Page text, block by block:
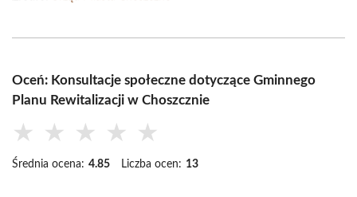
Oceń: Konsultacje społeczne dotyczące Gminnego
Planu Rewitalizacji w Choszcznie
★ ★ ★ ★ ★
Średnia ocena: 4.85 Liczba ocen: 13